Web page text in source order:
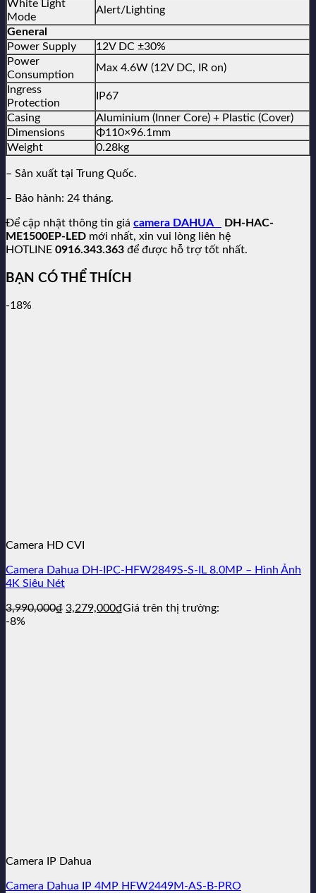
White Light
Mode
Alert/Lighting
General
Power Supply
12V DC ±30%
Power
Consumption
Max 4.6W (12V DC, IR on)
Ingress
Protection
IP67
Casing
Aluminium (Inner Core) + Plastic (Cover)
Dimensions
Φ110×96.1mm
Weight
0.28kg
– Sản xuất tại Trung Quốc.
– Bảo hành: 24 tháng.
Để cập nhật thông tin giá camera DAHUA
DH-HAC-
ME1500EP-LED mới nhất, xin vui lòng liên hệ
HOTLINE 0916.343.363 để được hỗ trợ tốt nhất.
BẠN CÓ THỂ THÍCH
-18%
Camera HD CVI
Camera Dahua DH-IPC-HFW2849S-S-IL 8.0MP – Hình Ảnh
4K Siêu Nét
3,990,000₫ Giá
3,279,000₫Giá
Giá trên thị trường:
-8%
Camera IP Dahua
Camera Dahua IP 4MP HFW2449M-AS-B-PRO